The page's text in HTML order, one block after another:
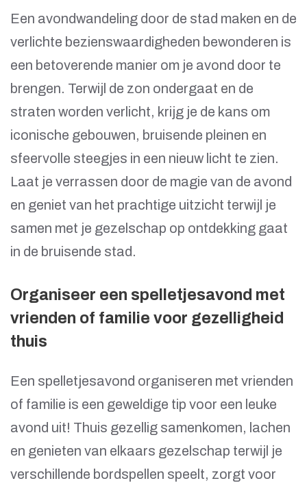
Een avondwandeling door de stad maken en de
verlichte bezienswaardigheden bewonderen is
een betoverende manier om je avond door te
brengen. Terwijl de zon ondergaat en de
straten worden verlicht, krijg je de kans om
iconische gebouwen, bruisende pleinen en
sfeervolle steegjes in een nieuw licht te zien.
Laat je verrassen door de magie van de avond
en geniet van het prachtige uitzicht terwijl je
samen met je gezelschap op ontdekking gaat
in de bruisende stad.
Organiseer een spelletjesavond met
vrienden of familie voor gezelligheid
thuis
Een spelletjesavond organiseren met vrienden
of familie is een geweldige tip voor een leuke
avond uit! Thuis gezellig samenkomen, lachen
en genieten van elkaars gezelschap terwijl je
verschillende bordspellen speelt, zorgt voor